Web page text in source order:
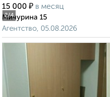
2/4
15 000 ₽ в месяц
Мичурина 15
Агентство, 05.08.2026